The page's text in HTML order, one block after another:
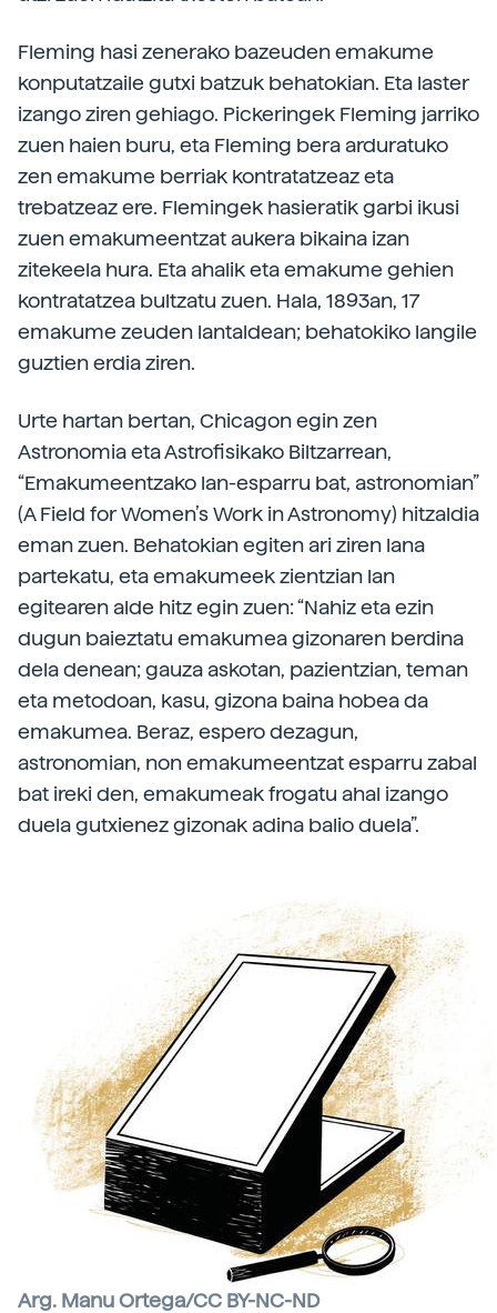
Fleming hasi zenerako bazeuden emakume
konputatzaile gutxi batzuk behatokian. Eta laster
izango ziren gehiago. Pickeringek Fleming jarriko
zuen haien buru, eta Fleming bera arduratuko
zen emakume berriak kontratatzeaz eta
trebatzeaz ere. Flemingek hasieratik garbi ikusi
zuen emakumeentzat aukera bikaina izan
zitekeela hura. Eta ahalik eta emakume gehien
kontratatzea bultzatu zuen. Hala, 1893an, 17
emakume zeuden lantaldean; behatokiko langile
guztien erdia ziren.
Urte hartan bertan, Chicagon egin zen
Astronomia eta Astrofisikako Biltzarrean,
“Emakumeentzako lan-esparru bat, astronomian”
(A Field for Women’s Work in Astronomy) hitzaldia
eman zuen. Behatokian egiten ari ziren lana
partekatu, eta emakumeek zientzian lan
egitearen alde hitz egin zuen: “Nahiz eta ezin
dugun baieztatu emakumea gizonaren berdina
dela denean; gauza askotan, pazientzian, teman
eta metodoan, kasu, gizona baina hobea da
emakumea. Beraz, espero dezagun,
astronomian, non emakumeentzat esparru zabal
bat ireki den, emakumeak frogatu ahal izango
duela gutxienez gizonak adina balio duela”.
Arg. Manu Ortega/CC BY-NC-ND